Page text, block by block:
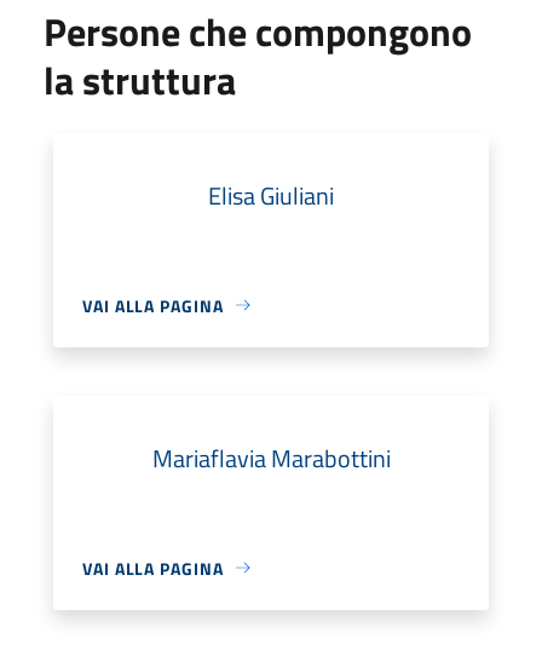
Persone che compongono
la struttura
Elisa Giuliani
VAI ALLA PAGINA
Mariaflavia Marabottini
VAI ALLA PAGINA